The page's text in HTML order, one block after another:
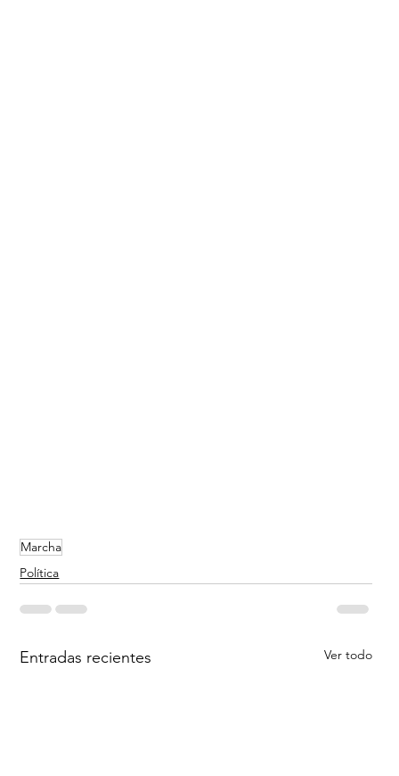
Marcha
Política
Entradas recientes Ver todo